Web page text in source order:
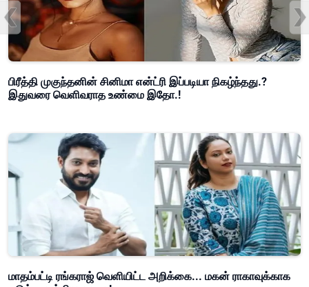
பிரீத்தி முகுந்தனின் சினிமா என்ட்ரி இப்படியா நிகழ்ந்தது.?
இதுவரை வெளிவராத உண்மை இதோ.!
மாதம்பட்டி ரங்கராஜ் வெளியிட்ட அறிக்கை... மகன் ராகாவுக்காக